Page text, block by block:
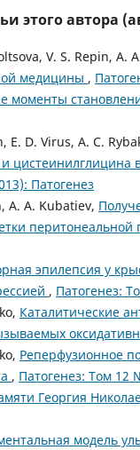
этого автора
V. S. Repin, A.
медицины ,
моменты
E. D. Virus, A. C.
Патогенез
A. A. Kubatiev,
эпилепсия у
, Патогенез:
Каталитические
Реперфузионное
, Патогенез: Том 12
Георгия
модель